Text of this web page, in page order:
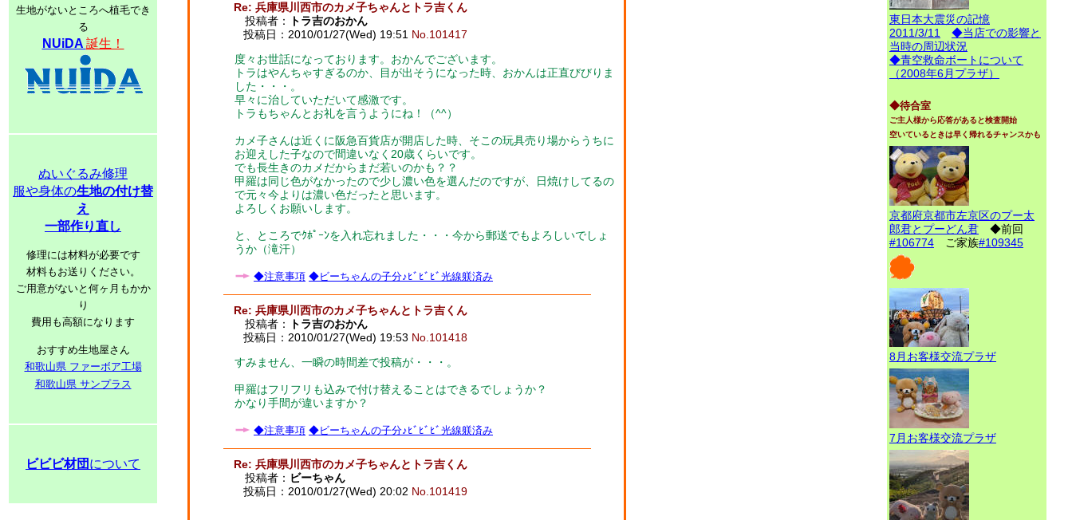
生地がないところへ植毛でき
る
NUiDA 誕生！
ぬいぐるみ修理
服や身体の生地の付け替
え
一部作り直し
修理には材料が必要です
材料もお送りください。
ご用意がないと何ヶ月もかか
り
費用も高額になります
おすすめ生地屋さん
和歌山県 ファーボア工場
和歌山県 サンプラス
ビビビ材団 について
Re: 兵庫県川西市のカメ子ちゃんとトラ吉くん
投稿者：
トラ吉のおかん
投稿日：2010/01/27(Wed) 19:51 No.101417
度々お世話になっております。おかんでございます。
トラはやんちゃすぎるのか、目が出そうになった時、おかんは正直びびりま
した・・・。
早々に治していただいて感激です。
トラもちゃんとお礼を言うようにね！（^^）
カメ子さんは近くに阪急百貨店が開店した時、そこの玩具売り場からうちに
お迎えした子なので間違いなく20歳くらいです。
でも長生きのカメだからまだ若いのかも？？
甲羅は同じ色がなかったので少し濃い色を選んだのですが、日焼けしてるの
で元々今よりは濃い色だったと思います。
よろしくお願いします。
と、ところでｸﾎﾟｰﾝを入れ忘れました・・・今から郵送でもよろしいでしょ
うか（滝汗）
◆注意事項 ◆ビーちゃんの子分♪ﾋﾞﾋﾞﾋﾞ光線躾済み
Re: 兵庫県川西市のカメ子ちゃんとトラ吉くん
投稿者：
トラ吉のおかん
投稿日：2010/01/27(Wed) 19:53 No.101418
すみません、一瞬の時間差で投稿が・・・。
甲羅はフリフリも込みで付け替えることはできるでしょうか？
かなり手間が違いますか？
◆注意事項 ◆ビーちゃんの子分♪ﾋﾞﾋﾞﾋﾞ光線躾済み
Re: 兵庫県川西市のカメ子ちゃんとトラ吉くん
投稿者： ビーちゃん
投稿日：2010/01/27(Wed) 20:02 No.101419
東日本大震災の記憶
2011/3/11
◆当店での影響と
当時の周辺状況
◆青空救命ボートについて
（2008年6月プラザ）
◆待合室
ご主人様から応答があると検査開始
空いているときは早く帰れるチャンスかも
京都府京都市左京区のプー太
郎君とプーどん君 ◆前回
#106774 ご家族#109345
8月お客様交流プラザ
7月お客様交流プラザ